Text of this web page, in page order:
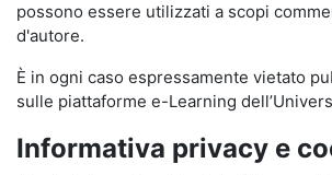
possono essere utilizzati a scopi
d'autore.
È in ogni caso espressamente vietato
sulle piattaforme e-Learning
Informativa privacy e